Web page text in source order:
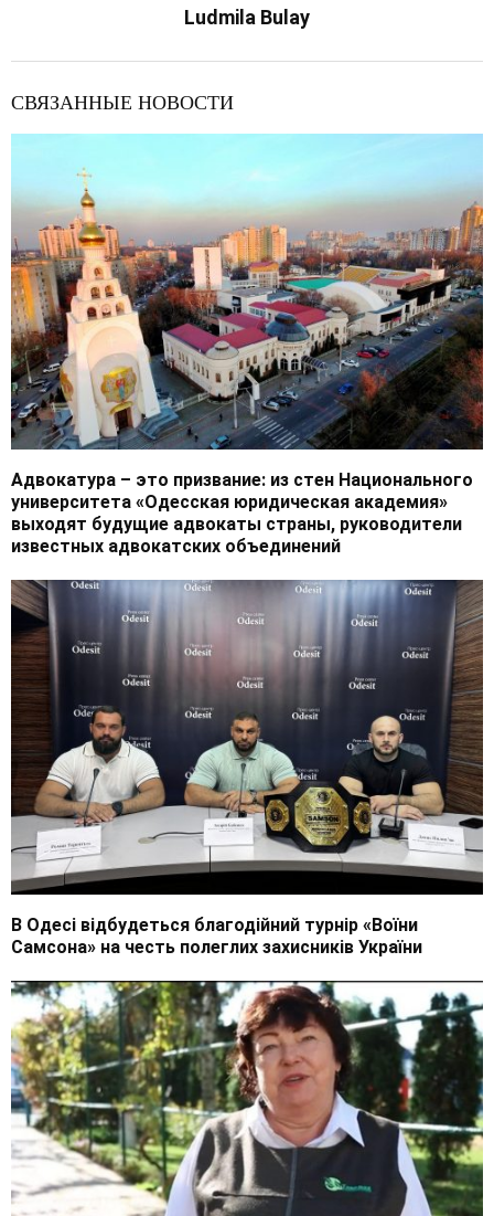
Ludmila Bulay
СВЯЗАННЫЕ НОВОСТИ
Адвокатура – это призвание: из стен Национального
университета «Одесская юридическая академия»
выходят будущие адвокаты страны, руководители
известных адвокатских объединений
В Одесі відбудеться благодійний турнір «Воїни
Самсона» на честь полеглих захисників України